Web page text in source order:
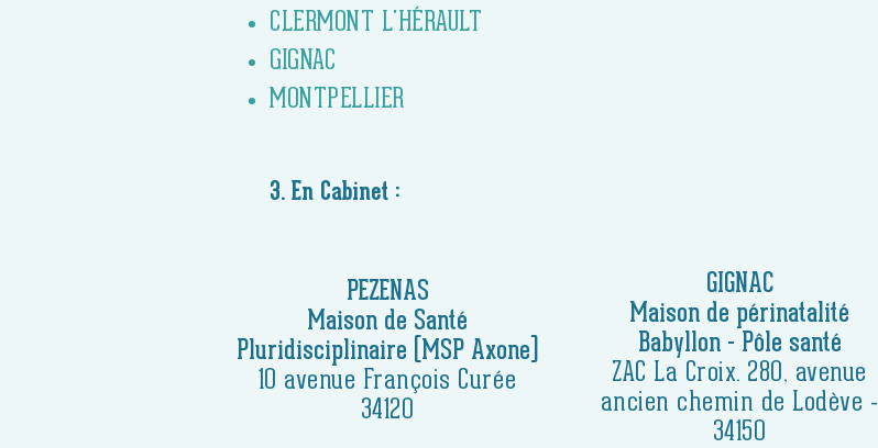
CLERMONT L'HÉRAULT
GIGNAC
MONTPELLIER
3. En Cabinet :
PEZENAS
Maison de Santé
Pluridisciplinaire (MSP Axone)
10 avenue François Curée
34120
GIGNAC
Maison de périnatalité
Babyllon - Pôle santé
ZAC La Croix. 280, avenue
ancien chemin de Lodève -
34150